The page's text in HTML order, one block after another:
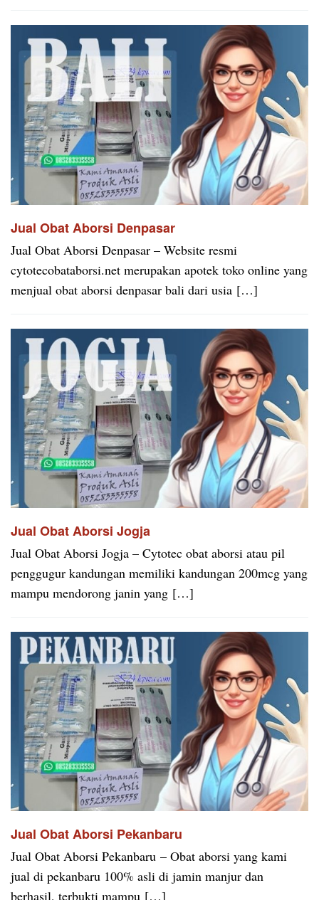
Jual Obat Aborsi Denpasar
Jual Obat Aborsi Denpasar – Website resmi
cytotecobataborsi.net merupakan apotek toko online yang
menjual obat aborsi denpasar bali dari usia […]
Jual Obat Aborsi Jogja
Jual Obat Aborsi Jogja – Cytotec obat aborsi atau pil
penggugur kandungan memiliki kandungan 200mcg yang
mampu mendorong janin yang […]
Jual Obat Aborsi Pekanbaru
Jual Obat Aborsi Pekanbaru – Obat aborsi yang kami
jual di pekanbaru 100% asli di jamin manjur dan
berhasil, terbukti mampu […]